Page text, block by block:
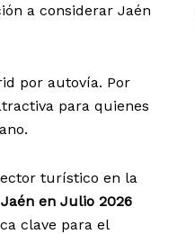
a considerar Jaén
por autovía. Por
para quienes
turístico en la
Jaén en Julio 2026
clave para el